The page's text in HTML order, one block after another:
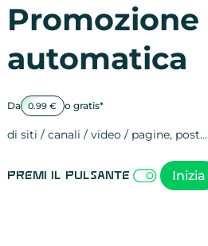
Promozione
automatica
Da 0.99 € o gratis*
di siti / canali / video / pagine, post…
Premi il pulsante Inizia